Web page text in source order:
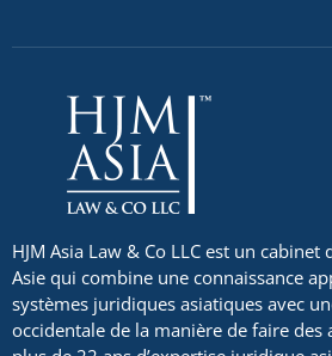
HJM Asia Law & Co LLC est un cabinet
Asie qui combine une connaissance
systèmes juridiques asiatiques avec
occidentale de la manière de faire des